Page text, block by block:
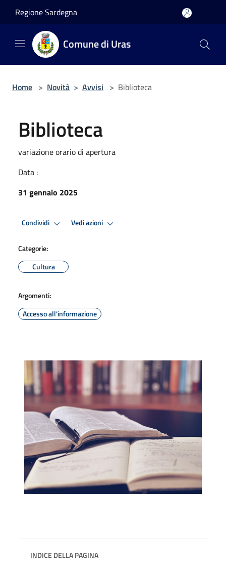
Regione Sardegna
Comune di Uras
Home > Novità > Avvisi > Biblioteca
Biblioteca
variazione orario di apertura
Data :
31 gennaio 2025
Condividi Vedi azioni
Categorie:
Cultura
Argomenti:
Accesso all'informazione
INDICE DELLA PAGINA